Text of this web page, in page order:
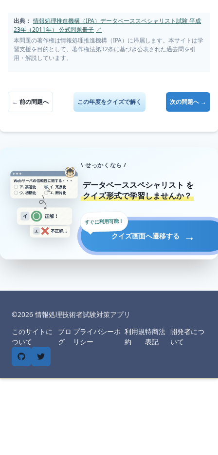
出典： 情報処理推進機構（IPA）データベーススペシャリスト試験 平成
23年（2011年） 公式問題冊子 ↗
本問題の著作権は情報処理推進機構（IPA）に帰属します。本サイトは学
習支援を目的として、著作権法第32条に基づき公表された過去問を引
用・解説しています。
← 前の問題へ この年度をクイズで解く 次の問題へ →
\ せっかくなら /
データベーススペシャリスト を
クイズ形式で学習しませんか？
クイズ画面へ遷移する →
すぐに利用可能！
©︎2026情報処理技術者試験対策アプリ
このサイトに
ついて
ブロ
グ
プライバシーポ
リシー
利用規
約
特商法
表記
開発者につ
いて